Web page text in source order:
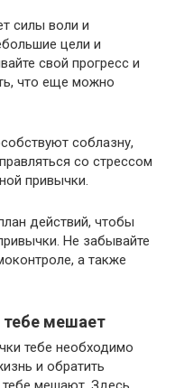
силы воли и
цели и
свой прогресс и
что еще можно
соблазну,
со стрессом
привычки.
действий, чтобы
Не забывайте
а также
тебе мешает
тебе необходимо
и обратить